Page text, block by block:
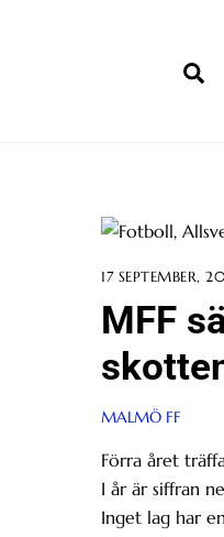
17 SEPTEMBER,
MFF
MALMÖ FF
Förra året
I år är siffran
Inget lag har